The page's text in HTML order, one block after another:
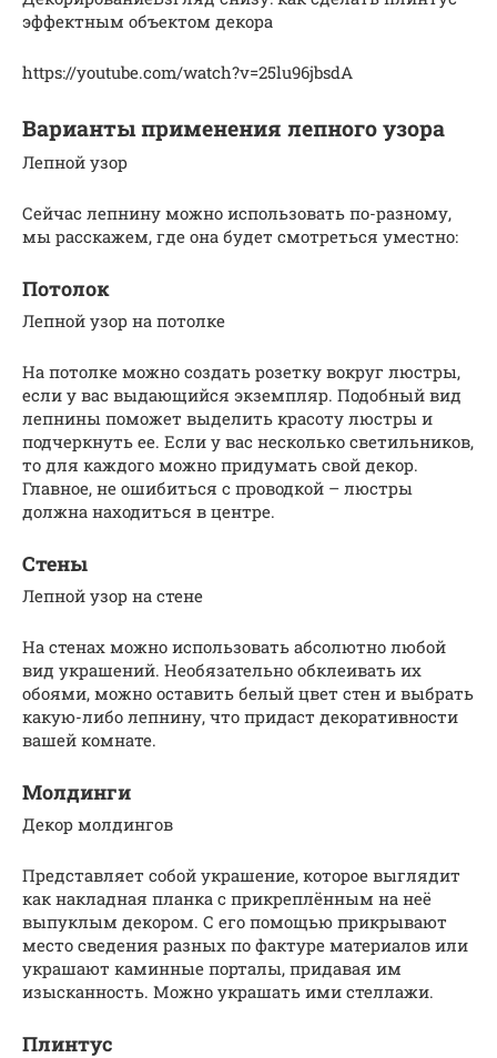
эффектным объектом декора
https://youtube.com/watch?v=25lu96jbsdA
Варианты применения лепного узора
Лепной узор
Сейчас лепнину можно использовать по-разному,
мы расскажем, где она будет смотреться уместно:
Потолок
Лепной узор на потолке
На потолке можно создать розетку вокруг люстры,
если у вас выдающийся экземпляр. Подобный вид
лепнины поможет выделить красоту люстры и
подчеркнуть ее. Если у вас несколько светильников,
то для каждого можно придумать свой декор.
Главное, не ошибиться с проводкой – люстры
должна находиться в центре.
Стены
Лепной узор на стене
На стенах можно использовать абсолютно любой
вид украшений. Необязательно обклеивать их
обоями, можно оставить белый цвет стен и выбрать
какую-либо лепнину, что придаст декоративности
вашей комнате.
Молдинги
Декор молдингов
Представляет собой украшение, которое выглядит
как накладная планка с прикреплённым на неё
выпуклым декором. С его помощью прикрывают
место сведения разных по фактуре материалов или
украшают каминные порталы, придавая им
изысканность. Можно украшать ими стеллажи.
Плинтус